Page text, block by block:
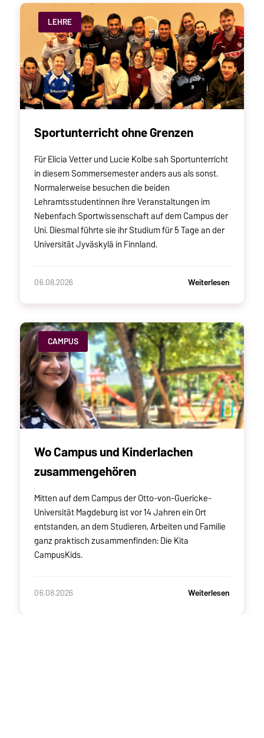
LEHRE
Sportunterricht ohne Grenzen
Für Elicia Vetter und Lucie Kolbe sah Sportunterricht
in diesem Sommersemester anders aus als sonst.
Normalerweise besuchen die beiden
Lehramtsstudentinnen ihre Veranstaltungen im
Nebenfach Sportwissenschaft auf dem Campus der
Uni. Diesmal führte sie ihr Studium für 5 Tage an der
Universität Jyväskylä in Finnland.
06.08.2026 Weiterlesen
CAMPUS
Wo Campus und Kinderlachen
zusammengehören
Mitten auf dem Campus der Otto-von-Guericke-
Universität Magdeburg ist vor 14 Jahren ein Ort
entstanden, an dem Studieren, Arbeiten und Familie
ganz praktisch zusammenfinden: Die Kita
CampusKids.
06.08.2026 Weiterlesen